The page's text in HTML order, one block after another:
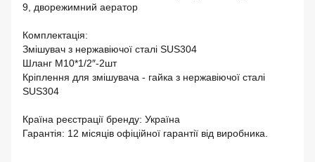
9, дворежимний аератор
Комплектація:
Змішувач з нержавіючої сталі SUS304
Шланг М10*1/2″-2шт
Кріплення для змішувача - гайка з нержавіючої сталі
SUS304
Країна реєстрації бренду: Україна
Гарантія: 12 місяців офіційної гарантії від виробника.